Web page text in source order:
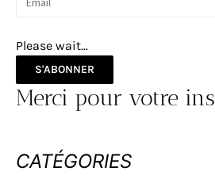
Please wait...
S'ABONNER
Merci pour votre
CATÉGORIES